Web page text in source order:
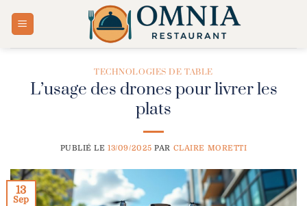
TECHNOLOGIES DE TABLE
L’usage des drones pour livrer les
plats
PUBLIÉ LE13/09/2025 PAR CLAIRE MORETTI
13
Sep